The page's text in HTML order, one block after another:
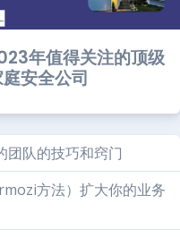
年值得关注的顶级
安全公司
团队的技巧和窍门
方法）扩大你的业务